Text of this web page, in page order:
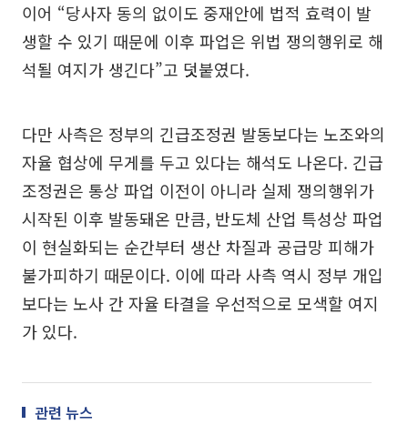
이어 “당사자 동의 없이도 중재안에 법적 효력이 발
생할 수 있기 때문에 이후 파업은 위법 쟁의행위로 해
석될 여지가 생긴다”고 덧붙였다.
다만 사측은 정부의 긴급조정권 발동보다는 노조와의
자율 협상에 무게를 두고 있다는 해석도 나온다. 긴급
조정권은 통상 파업 이전이 아니라 실제 쟁의행위가
시작된 이후 발동돼온 만큼, 반도체 산업 특성상 파업
이 현실화되는 순간부터 생산 차질과 공급망 피해가
불가피하기 때문이다. 이에 따라 사측 역시 정부 개입
보다는 노사 간 자율 타결을 우선적으로 모색할 여지
가 있다.
관련 뉴스